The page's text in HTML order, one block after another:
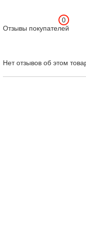
Отзывы покупателей
0
Нет отзывов об этом